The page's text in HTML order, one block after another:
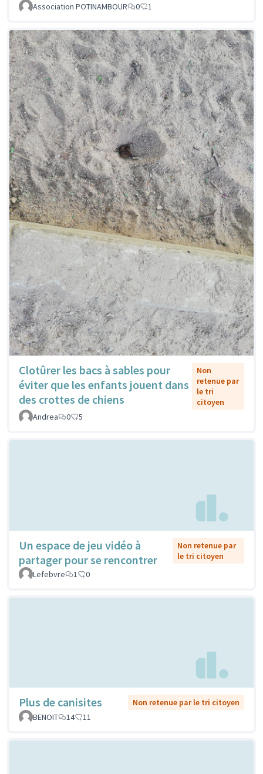
Association POTINAMBOUR 0 1
Clotûrer les bacs à sables pour
éviter que les enfants jouent dans
des crottes de chiens
Non
retenue par
le tri
citoyen
Andrea
0 5
Un espace de jeu vidéo à
partager pour se rencontrer
Non retenue par
le tri citoyen
Lefebvre
1 0
Plus de canisites
Non retenue par le tri citoyen
BENOIT
14 11